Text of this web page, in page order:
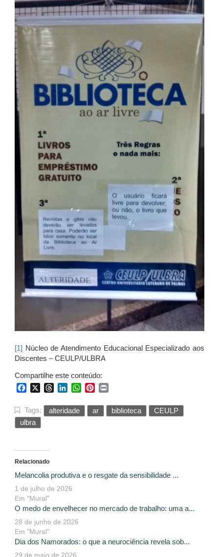
[1] Núcleo de Atendimento Educacional Especializado aos
Discentes – CEULP/ULBRA
Compartilhe este conteúdo:
FacebookThreadsLinkedInWhatsApp
Pinterest
Tags: alteridade ar biblioteca
CEULP
ulbra
Relacionado
Melancolia produtiva e o resgate da sensibilidade ...
1 de julho de 2026
Em "Mural"
O medo de envelhecer no mercado de trabalho: uma a...
28 de junho de 2026
Em "Mural"
Dia dos Namorados: o que a neurociência revela sob...
29 de maio de 2026